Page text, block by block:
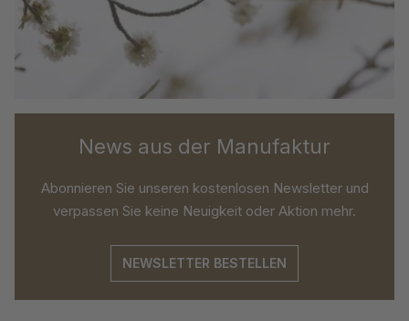
News aus der Manufaktur
Abonnieren Sie unseren kostenlosen Newsletter und
verpassen Sie keine Neuigkeit oder Aktion mehr.
NEWSLETTER BESTELLEN